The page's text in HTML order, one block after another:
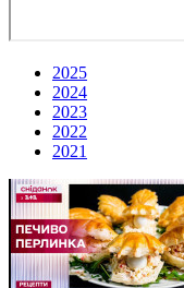
2025
2024
2023
2022
2021